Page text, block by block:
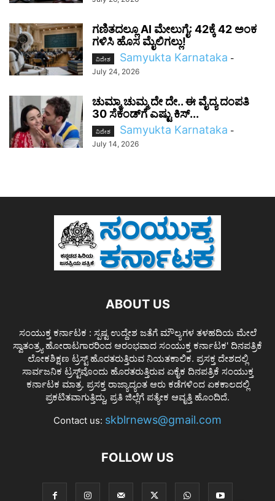
ಗಣಿತದಲ್ಲೂ AI ಮೇಲುಗೈ: 42ಕ್ಕೆ 42 ಅಂಕ
ಗಳಿಸಿ ಹೊಸ ಮೈಲಿಗಲ್ಲು!
ವಿದೇಶ Samyukta Karnataka -
July 24, 2026
ಚುಮ್ಮಾ ಚುಮ್ಮ ದೇ ದೇ.. ಈ ವೈದ್ಯ ದಂಪತಿ
30 ಸೆಕೆಂಡ್‌ಗೆ ಎಷ್ಟು ಕಿಸ್...
ವಿದೇಶ Samyukta Karnataka -
July 14, 2026
ABOUT US
ಸಂಯುಕ್ತ ಕರ್ನಾಟಕ : ಸ್ಪಷ್ಟ ಉದ್ದೇಶ ಜತೆಗೆ ಮೌಲ್ಯಗಳ ತಳಹದಿಯ ಮೇಲೆ
ಸ್ವಾತಂತ್ರ್ಯ ಹೋರಾಟಗಾರರಿಂದ ಆರಂಭವಾದ ಸಂಯುಕ್ತ ಕರ್ನಾಟಕ' ದಿನಪತ್ರಿಕೆ
ಲೋಕಶಿಕ್ಷಣ ಟ್ರಸ್ಟ್ ಹೊರತರುತ್ತಿರುವ ನಿಯತಕಾಲಿಕ. ಪ್ರಸಕ್ತ ದೇಶದಲ್ಲಿ
ಸಾರ್ವಜನಿಕ ಟ್ರಸ್ಟ್‌ವೊಂದು ಹೊರತರುತ್ತಿರುವ ಏಕೈಕ ದಿನಪತ್ರಿಕೆ ಸಂಯುಕ್ತ
ಕರ್ನಾಟಕ ಮಾತ್ರ. ಪ್ರಸಕ್ತ ರಾಜ್ಯಾದ್ಯಂತ ಆರು ಕಡೆಗಳಿಂದ ಏಕಕಾಲದಲ್ಲಿ
ಪ್ರಕಟಿತವಾಗುತ್ತಿದ್ದು, ಪ್ರತಿ ಜಿಲ್ಲೆಗೆ ಪತ್ಯೇಕ ಆವೃತ್ತಿ ಹೊಂದಿದೆ.
Contact us: skblrnews@gmail.com
FOLLOW US